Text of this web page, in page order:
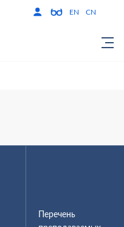
Версия для
EN CN
Перечень